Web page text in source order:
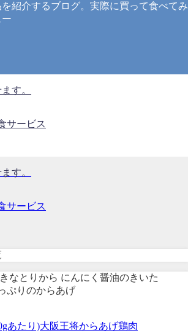
紹介するブログ。実際に買って食べてみ
す。
サービス
す。
サービス
あたり)大阪王将からあげ鶏肉